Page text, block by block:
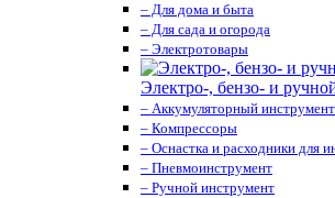
– Для дома и быта
– Для сада и огорода
– Электротовары
Электро-, бензо- и
– Аккумуляторный инструмент
– Компрессоры
– Оснастка и расходники для
– Пневмоинструмент
– Ручной инструмент